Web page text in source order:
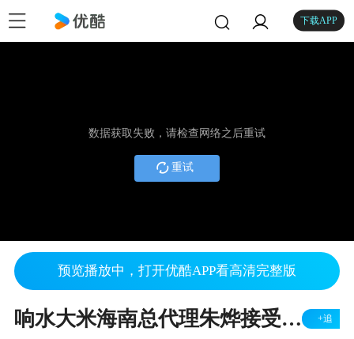
下载APP
数据获取失败，请检查网络之后重试
重试
预览播放中，打开优酷APP看高清完整版
响水大米海南总代理朱烨接受凤凰海南专访 +追